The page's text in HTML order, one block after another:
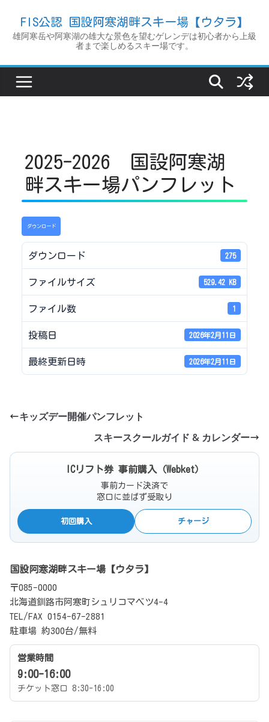
FIS公認 国設阿寒湖畔スキー場【ウタラ】
雄阿寒岳や阿寒湖の雄大な景色を望むゲレンデは初心者から上級
者まで楽しめるスキー場です。
2025-2026 国設阿寒湖
畔スキー場パンフレット
ダウンロード
ダウンロード 275
ファイルサイズ 529.42 KB
ファイル数 1
投稿日 2026年2月11日
最終更新日時 2026年2月11日
キッズデー開催パンフレット
スキースクールガイド & カレンダー
ICリフト券 事前購入（Webket）
事前カード決済で
窓口に並ばず受取り
初回購入 チャージ
国設阿寒湖畔スキー場【ウタラ】
〒085-0000
北海道釧路市阿寒町シュリコマベツ4-4
TEL/FAX 0154-67-2881
駐車場 約300台/無料
営業時間
9:00-16:00
チケット窓口 8:30-16:00